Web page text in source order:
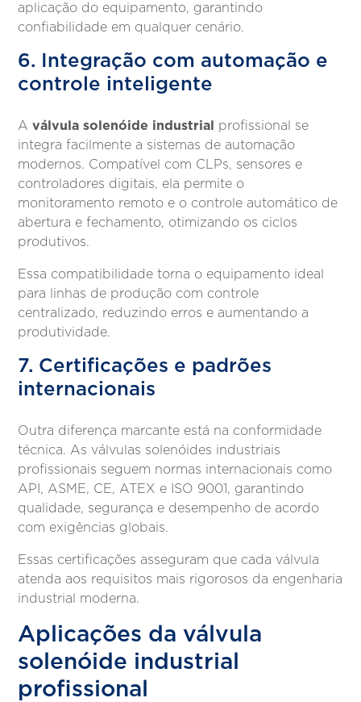
aplicação do equipamento, garantindo
confiabilidade em qualquer cenário.
6. Integração com automação e
controle inteligente
Aválvula solenóide industrial profissional se
integra facilmente a sistemas de automação
modernos. Compatível com CLPs, sensores e
controladores digitais, ela permite o
monitoramento remoto e o controle automático de
abertura e fechamento, otimizando os ciclos
produtivos.
Essa compatibilidade torna o equipamento ideal
para linhas de produção com controle
centralizado, reduzindo erros e aumentando a
produtividade.
7. Certificações e padrões
internacionais
Outra diferença marcante está na conformidade
técnica. As válvulas solenóides industriais
profissionais seguem normas internacionais como
API, ASME, CE, ATEX e ISO 9001, garantindo
qualidade, segurança e desempenho de acordo
com exigências globais.
Essas certificações asseguram que cada válvula
atenda aos requisitos mais rigorosos da engenharia
industrial moderna.
Aplicações da válvula
solenóide industrial
profissional